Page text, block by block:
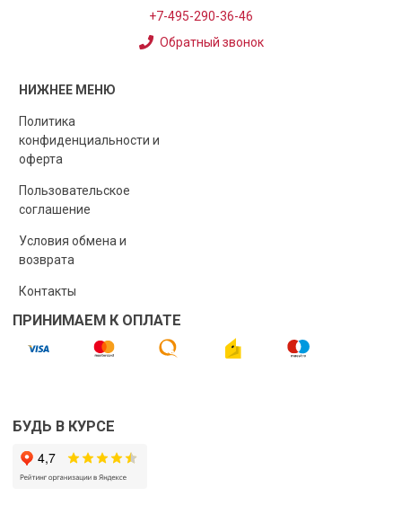
+7-495-290-36-46
Обратный звонок
НИЖНЕЕ МЕНЮ
Политика
конфиденциальности и
оферта
Пользовательское
соглашение
Условия обмена и
возврата
Контакты
ПРИНИМАЕМ К ОПЛАТЕ
БУДЬ В КУРСЕ